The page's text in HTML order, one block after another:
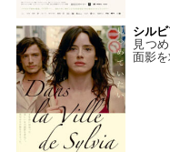
シル
見つ
面影